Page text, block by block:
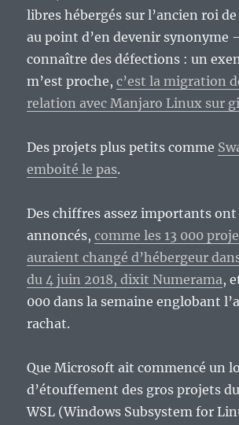
libres hébergés sur l’ancien roi
au point d’en devenir synonyme
connaître des défections : un
m’est proche,c’est la migration
relation avec Manjaro Linux sur
Des projets plus petits comme
emboité le pas.
Des chiffres assez importants ont
annoncés,comme les 13 000
auraient changé d’hébergeur
du 4 juin 2018, dixit Numerama,
000 dans la semaine englobant
rachat.
Que Microsoft ait commencé un
d’étouffement des gros projets
WSL (Windows Subsystem for